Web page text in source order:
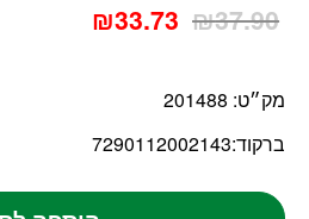
₪37.90
₪33.73
מק״ט: 201488
ברקוד:7290112002143